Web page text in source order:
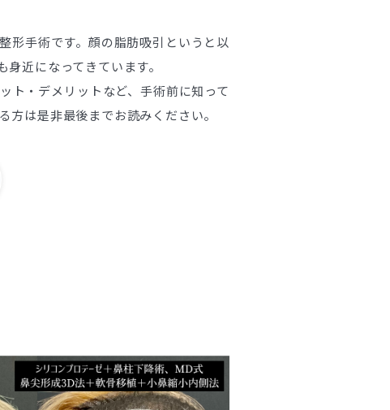
形手術です。顔の脂肪吸引というと以
近になってきています。
ト・デメリットなど、手術前に知って
は是非最後までお読みください。